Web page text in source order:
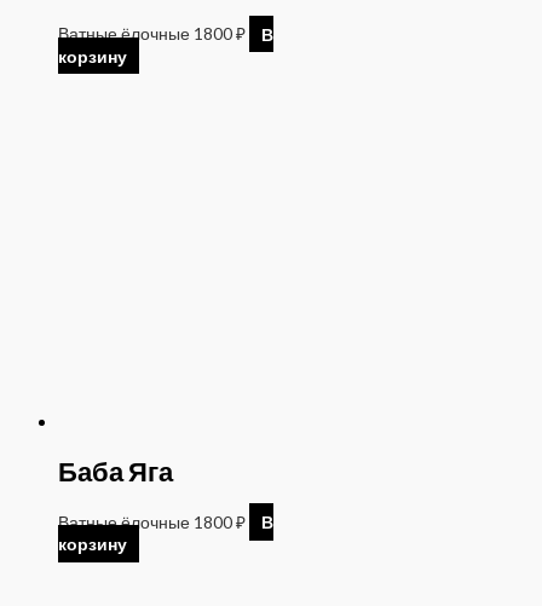
Ватные ёлочные 1800₽
В
корзину
Баба Яга
Ватные ёлочные 1800₽
В
корзину